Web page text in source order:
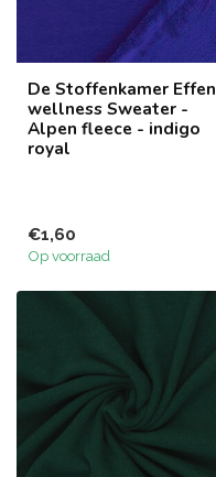
De Stoffenkamer Effen
wellness Sweater -
Alpen fleece - indigo
royal
€1,60
Op voorraad